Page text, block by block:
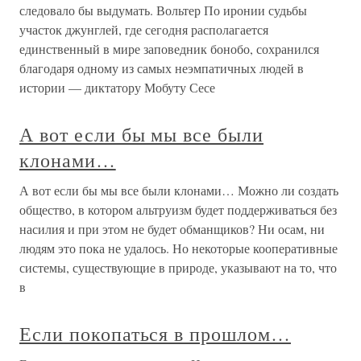
следовало бы выдумать. Вольтер По иронии судьбы
участок джунглей, где сегодня располагается
единственный в мире заповедник бонобо, сохранился
благодаря одному из самых неэмпатичных людей в
истории — диктатору Мобуту Сесе
А вот если бы мы все были
клонами…
А вот если бы мы все были клонами… Можно ли создать
общество, в котором альтруизм будет поддерживаться без
насилия и при этом не будет обманщиков? Ни осам, ни
людям это пока не удалось. Но некоторые кооперативные
системы, существующие в природе, указывают на то, что
в
Если покопаться в прошлом…